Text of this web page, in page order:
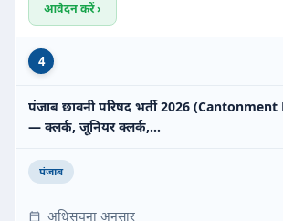
आवेदन करें ›
4
पंजाब छावनी परिषद भर्ती 2026
— क्लर्क, जूनियर क्लर्क,…
पंजाब
अधिसूचना अनुसार